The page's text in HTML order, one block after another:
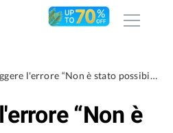
Correggere l'errore “Non è stato possibile completare il tuo acquisto” nell'App Store
“Non è